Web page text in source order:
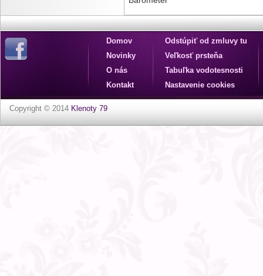
Domov
Novinky
O nás
Kontakt
Odstúpiť od zmluvy tu
Veľkosť prsteňa
Tabuľka vodotesnosti
Nastavenie cookies
Copyright © 2014 Klenoty 79